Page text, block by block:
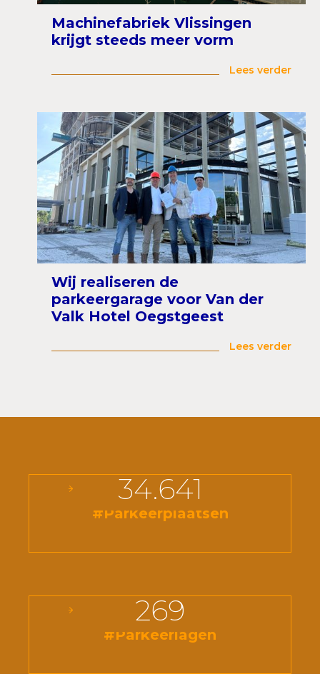
Machinefabriek Vlissingen
krijgt steeds meer vorm
Lees verder
Wij realiseren de
parkeergarage voor Van der
Valk Hotel Oegstgeest
Lees verder
#Parkeerplaatsen
34.641
#Parkeerlagen
269